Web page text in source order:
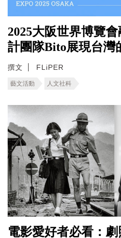
2025大阪世界博覽
計團隊Bito展現台灣
撰文 FLiPER
藝文活動 人文社科
電影愛好者必看：